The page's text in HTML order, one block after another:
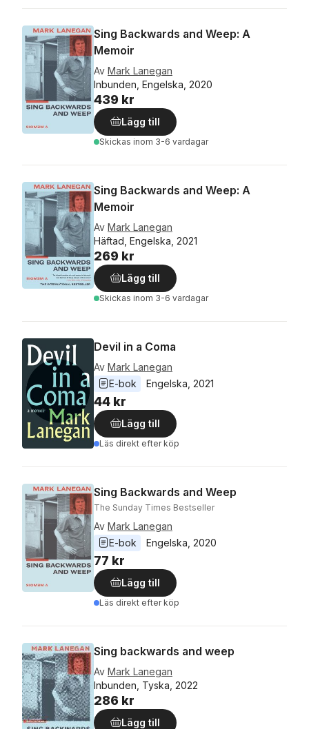
Sing Backwards and Weep: A
Memoir
Av Mark Lanegan
Inbunden, Engelska, 2020
439 kr
Lägg till
Skickas inom 3-6 vardagar
Sing Backwards and Weep: A
Memoir
Av Mark Lanegan
Häftad, Engelska, 2021
269 kr
Lägg till
Skickas inom 3-6 vardagar
Devil in a Coma
Av Mark Lanegan
E-bok
Engelska 2021
44 kr
Lägg till
Läs direkt efter köp
Sing Backwards and Weep
The Sunday Times Bestseller
Av Mark Lanegan
E-bok
Engelska 2020
77 kr
Lägg till
Läs direkt efter köp
Sing backwards and weep
Av Mark Lanegan
Inbunden, Tyska, 2022
286 kr
Lägg till